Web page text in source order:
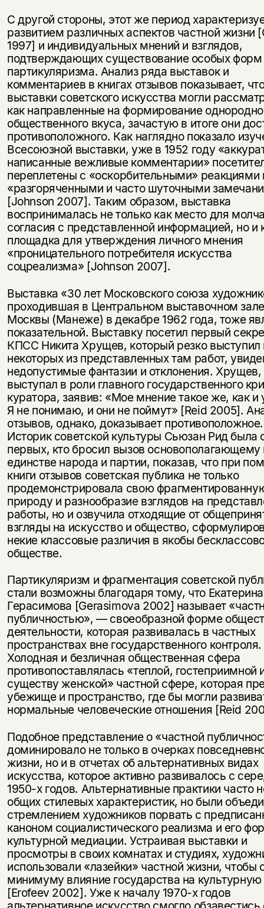
С другой стороны, этот же период
развитием различных аспектов частной жизни
1997] и индивидуальных мнений и взглядов,
подтверждающих существование особых форм
партикуляризма. Анализ ряда выставок и
комментариев в книгах отзывов показывает,
выставки советского искусства могли
как направленные на формирование
общественного вкуса, зачастую в итоге они
противоположного. Как наглядно показало
Всесоюзной выставки, уже в 1952 году
написанные вежливые комментарии»
переплетены с «оскорбительными» реакциями
«разгоряченными и часто шуточными
[Johnson 2007]. Таким образом, выставка
воспринималась не только как место для
согласия с представленной информацией, но и
площадка для утверждения личного мнения
«проницательного потребителя искусства
соцреализма» [Johnson 2007].
Выставка «30 лет Московского союза
проходившая в Центральном выставочном зале
Москвы (Манеже) в декабре 1962 года, тоже
показательной. Выставку посетил первый
КПСС Никита Хрущев, который резко выступил
некоторых из представленных там работ,
недопустимые фантазии и отклонения. Хрущев,
выступал в роли главного государственного
куратора, заявив: «Мое мнение такое же, как
Я не понимаю, и они не поймут» [Reid 2005].
отзывов, однако, доказывает противоположное.
Историк советской культуры Сьюзан Рид была
первых, кто бросил вызов
единстве народа и партии, показав, что при
книги отзывов советская публика не только
продемонстрировала свою
природу и разнообразие взглядов на
работы, но и озвучила отходящие от
взгляды на искусство и общество,
некие классовые различия в якобы
обществе.
Партикуляризм и фрагментация советской
стали возможны благодаря тому, что Екатерина
Герасимова [Gerasimova 2002] называет
публичностью», — своеобразной форме
деятельности, которая развивалась в частных
пространствах вне государственного контроля.
Холодная и безличная общественная сфера
противопоставлялась «теплой, гостеприимной
существу женской» частной сфере, которая
убежище и пространство, где бы могли
нормальные человеческие отношения [Reid
Подобное представление о «частной
доминировало не только в очерках
жизни, но и в отчетах об альтернативных видах
искусства, которое активно развивалось с
1950-х годов. Альтернативные практики часто
общих стилевых характеристик, но были
стремлением художников порвать с
каноном социалистического реализма и его
культурной медиации. Устраивая выставки и
просмотры в своих комнатах и студиях,
использовали «лазейки» частной жизни, чтобы
минимуму влияние государства на
[Erofeev 2002]. Уже к началу 1970-х годов
Подписка на рассылку
Раз в неделю мы отправляем рассылку
о книгах и событиях «НЛО».
За подписку дарим промокод на
скидку 15%
Я соглашаюсь сПолитикой конфиденциальности
Этой книги временно
нет в продаже.
Вы можете подписаться на
уведомления, и при поступлении книги
на склад получить письмо на указанный
электронный адрес.
Я соглашаюсь сПолитикой конфиденциальности
Эта книга
не предназначена для
несовершеннолетних
Скажите, пожалуйста,
вам уже исполнилось 18 лет?
нет, вернуться назад